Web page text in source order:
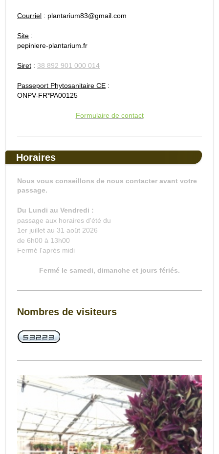
Courriel : plantarium83@gmail.com
Site :
pepiniere-plantarium.fr
Siret : 38 892 901 000 014
Passeport Phytosanitaire CE :
ONPV-FR*PA00125
Formulaire de contact
Horaires
Nous vous conseillons de nous contacter avant votre
passage.
Du Lundi au Vendredi :
passage aux horaires d'été du
1er juillet au 31 août 2026
de 6h00 à 13h00
Fermé l'après midi
Fermé le samedi, dimanche et jours fériés.
Nombres de visiteurs